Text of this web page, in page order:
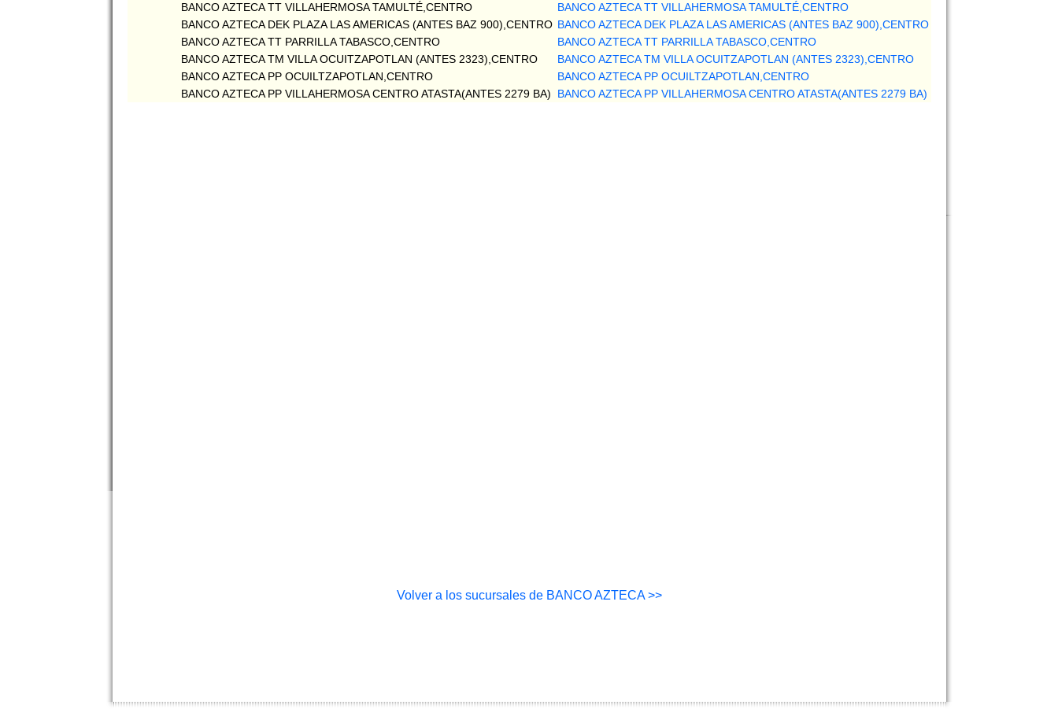
BANCO AZTECA TT VILLAHERMOSA TAMULTÉ,CENTRO
BANCO AZTECA TT VILLAHERMOSA TAMULTÉ,CENTRO
BANCO AZTECA DEK PLAZA LAS AMERICAS (ANTES BAZ 900),CENTRO BANCO AZTECA DEK PLAZA LAS AMERICAS (ANTES BAZ 900),CENTRO
BANCO AZTECA TT PARRILLA TABASCO,CENTRO
BANCO AZTECA TT PARRILLA TABASCO,CENTRO
BANCO AZTECA TM VILLA OCUITZAPOTLAN (ANTES 2323),CENTRO
BANCO AZTECA TM VILLA OCUITZAPOTLAN (ANTES 2323),CENTRO
BANCO AZTECA PP OCUILTZAPOTLAN,CENTRO
BANCO AZTECA PP OCUILTZAPOTLAN,CENTRO
BANCO AZTECA PP VILLAHERMOSA CENTRO ATASTA(ANTES 2279 BA)
BANCO AZTECA PP VILLAHERMOSA CENTRO ATASTA(ANTES 2279 BA)
Volver a los sucursales de BANCO AZTECA >>